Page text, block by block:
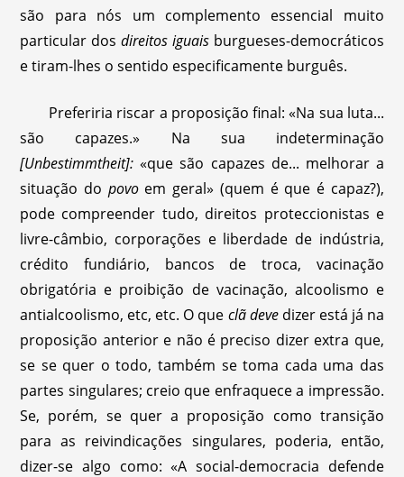
são para nós um complemento essencial muito
particular dos direitos iguais burgueses-democráticos
e tiram-lhes o sentido especificamente burguês.
Preferiria riscar a proposição final: «Na sua luta...
são capazes.» Na sua indeterminação
[Unbestimmtheit]:«que são capazes de... melhorar a
situação do povo em geral» (quem é que é capaz?),
pode compreender tudo, direitos proteccionistas e
livre-câmbio, corporações e liberdade de indústria,
crédito fundiário, bancos de troca, vacinação
obrigatória e proibição de vacinação, alcoolismo e
antialcoolismo, etc, etc. O que clã deve dizer está já na
proposição anterior e não é preciso dizer extra que,
se se quer o todo, também se toma cada uma das
partes singulares; creio que enfraquece a impressão.
Se, porém, se quer a proposição como transição
para as reivindicações singulares, poderia, então,
dizer-se algo como: «A social-democracia defende